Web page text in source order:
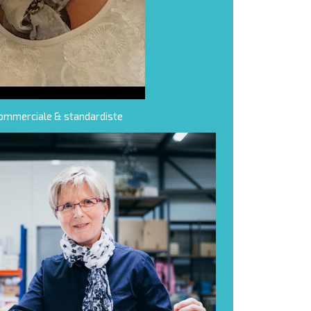
& standardiste